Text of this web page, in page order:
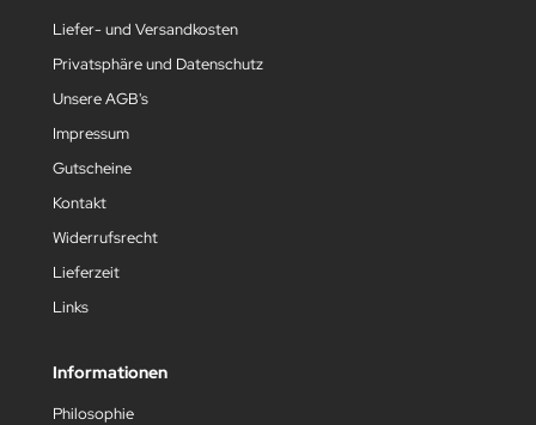
Liefer- und Versandkosten
Privatsphäre und Datenschutz
Unsere AGB's
Impressum
Gutscheine
Kontakt
Widerrufsrecht
Lieferzeit
Links
Informationen
Philosophie